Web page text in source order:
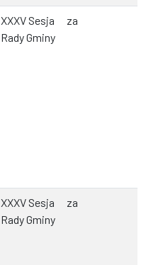
XXXV Sesja
Rady Gminy
za
XXXV Sesja
Rady Gminy
za